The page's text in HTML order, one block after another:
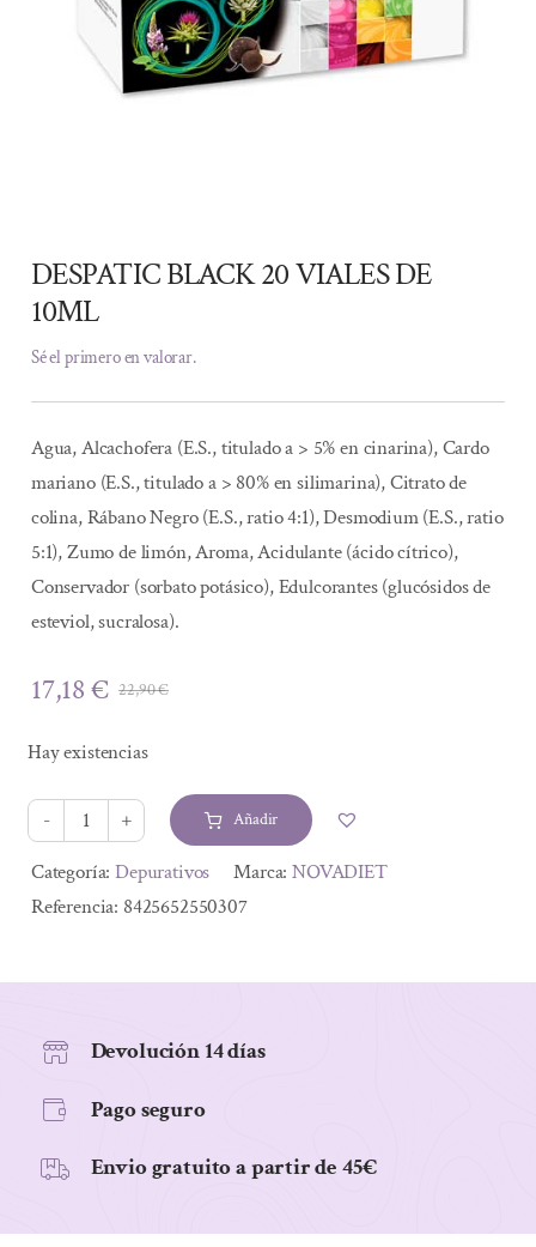
DESPATIC BLACK 20 VIALES DE
10ML
Sé el primero en valorar.
Agua, Alcachofera (E.S., titulado a > 5% en cinarina), Cardo
mariano (E.S., titulado a > 80% en silimarina), Citrato de
colina, Rábano Negro (E.S., ratio 4:1), Desmodium (E.S., ratio
5:1), Zumo de limón, Aroma, Acidulante (ácido cítrico),
Conservador (sorbato potásico), Edulcorantes (glucósidos de
esteviol, sucralosa).
22,90€El
era:
22,90 €.
17,18€
El
es:
17,18 €.
Hay existencias
DESPATIC
BLACK
20
cantidad
Añadir
Alternative:
Categoría:Depurativos Marca:NOVADIET
Referencia: 8425652550307
Devolución 14 días
Pago seguro
Envio gratuito a partir de 45€